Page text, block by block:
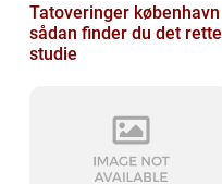
Tatoveringer københavn
sådan finder du det rette
studie